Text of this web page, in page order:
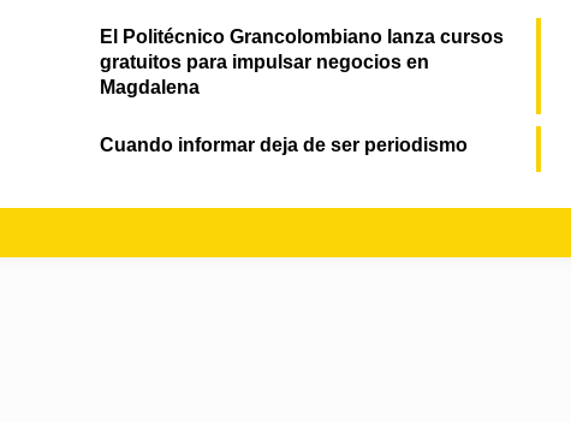
El Politécnico Grancolombiano lanza cursos
gratuitos para impulsar negocios en
Magdalena
Cuando informar deja de ser periodismo